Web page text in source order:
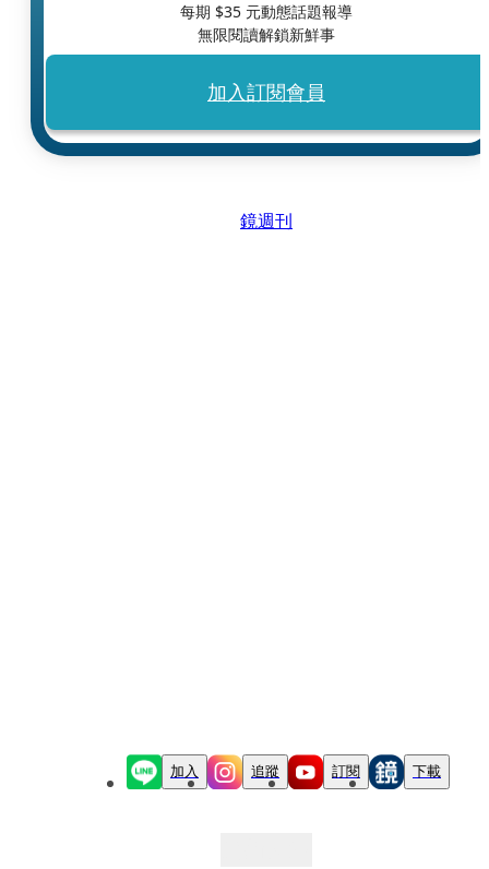
每期 $35 元動態話題報導
無限閱讀解鎖新鮮事
加入訂閱會員
鏡週刊
加入 追蹤 訂閱 下載